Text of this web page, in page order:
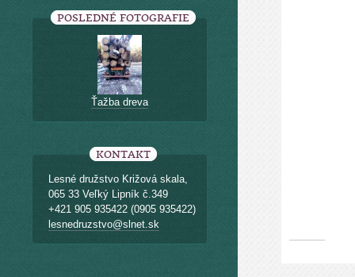
POSLEDNÉ FOTOGRAFIE
Ťažba dreva
KONTAKT
Lesné družstvo Križová skala,
065 33 Veľký Lipník č.349
+421 905 935422 (0905 935422)
lesnedruzstvo@slnet.sk